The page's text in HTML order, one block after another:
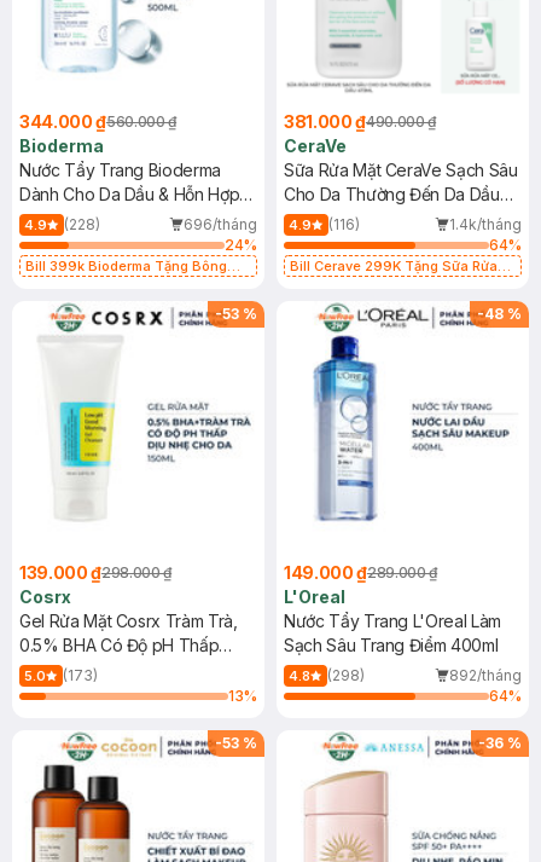
344.000 ₫560.000 ₫
Bioderma
Nước Tẩy Trang Bioderma
Dành Cho Da Dầu & Hỗn Hợp
500ml
4.9 (228)
696/tháng
24%
Bill 399k Bioderma Tặng Bông
381.000 ₫490.000 ₫
CeraVe
Sữa Rửa Mặt CeraVe Sạch Sâu
Cho Da Thường Đến Da Dầu
473ml
4.9 (116)
1.4k/tháng
64%
Bill Cerave 299K Tặng Sữa Rửa
-53 %
139.000 ₫298.000 ₫
Cosrx
Gel Rửa Mặt Cosrx Tràm Trà,
0.5% BHA Có Độ pH Thấp
150ml
5.0
(173)
13%
-48 %
149.000 ₫289.000 ₫
L'Oreal
Nước Tẩy Trang L'Oreal Làm
Sạch Sâu Trang Điểm 400ml
4.8 (298)
892/tháng
64%
-53 % -36 %